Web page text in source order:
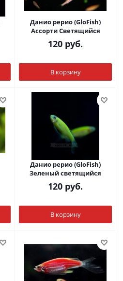
Данио рерио (GloFish)
Ассорти Светящийся
120 руб.
В корзину
Данио рерио (GloFish)
Зеленый светящийся
120 руб.
В корзину